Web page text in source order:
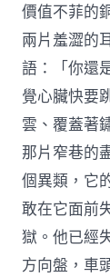
價值不菲的
兩片羞澀的
語：「你還
覺心臟快要
雲、覆蓋著
那片窄巷的
個異類，它
敢在它面前
獄。他已經
方向盤，車